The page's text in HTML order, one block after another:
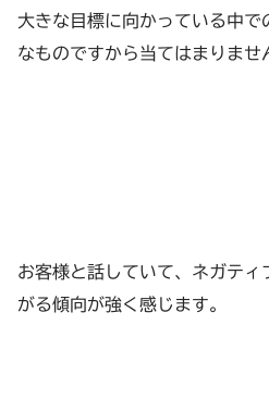
大きな目標に向かっている中で
なものですから当てはまりませ
お客様と話していて、ネガテ
がる傾向が強く感じます。